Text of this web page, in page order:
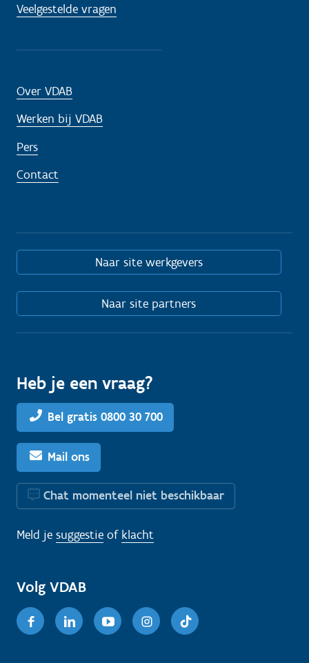
Veelgestelde vragen
Over VDAB
Werken bij VDAB
Pers
Contact
Naar site werkgevers
Naar site partners
Heb je een vraag?
Bel gratis 0800 30 700
Mail ons
Chat momenteel niet beschikbaar
Meld je suggestie of klacht
Volg VDAB
FacebookLinkedinYoutubeInstagram